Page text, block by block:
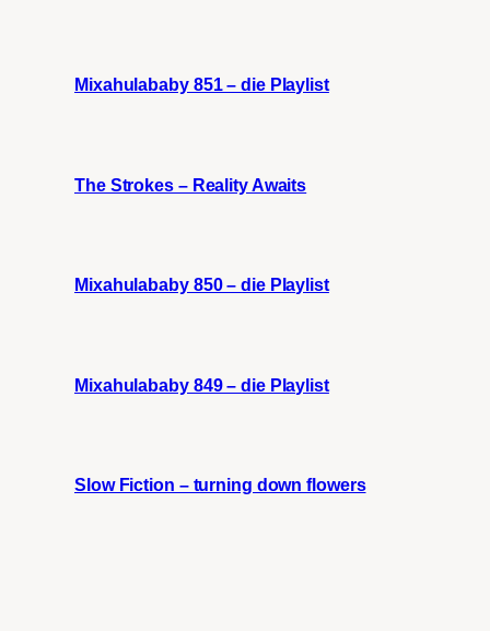
Mixahulababy 851 – die Playlist
The Strokes – Reality Awaits
Mixahulababy 850 – die Playlist
Mixahulababy 849 – die Playlist
Slow Fiction – turning down flowers